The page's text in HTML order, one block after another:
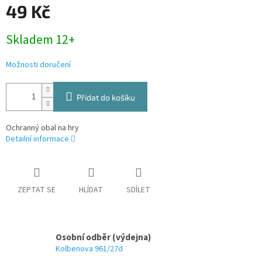
49 Kč
cena:
Skladem 12+
Možnosti doručení
Přidat do košíku
Ochranný obal na hry
Detailní informace
ZEPTAT SE HLÍDAT SDÍLET
Osobní odběr (výdejna)
Kolbenova 961/27d